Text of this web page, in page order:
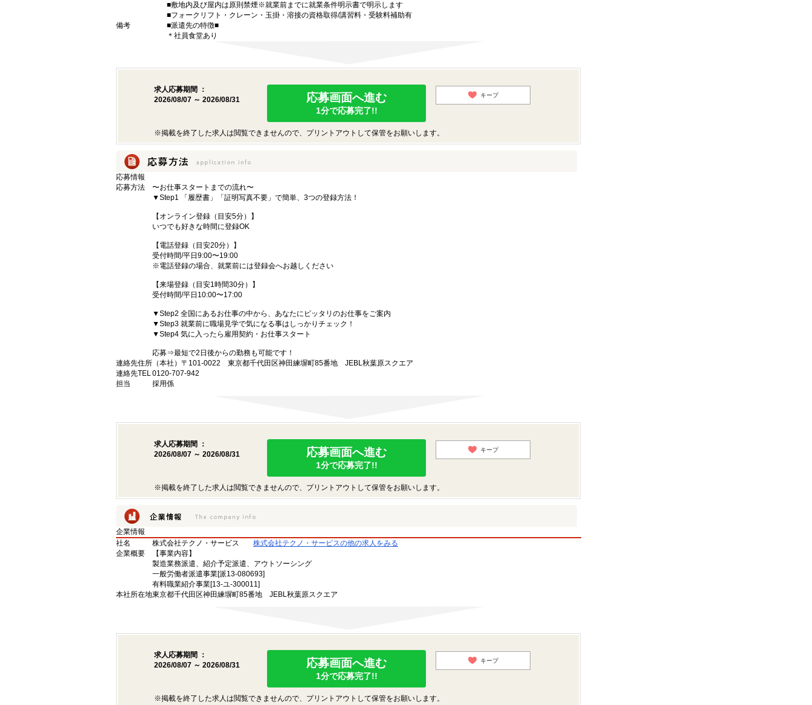
■敷地内及び屋内は原則禁煙※就業前までに就業条件明示書で明示します
■フォークリフト・クレーン・玉掛・溶接の資格取得/講習料・受験料補助有
備考
■派遣先の特徴■
＊社員食堂あり
求人応募期間 ：
2026/08/07 ～ 2026/08/31
応募画面へ進む
1分で応募完了!!
キープ
※掲載を終了した求人は閲覧できませんので、プリントアウトして保管をお願いします。
応募情報
応募方法
〜お仕事スタートまでの流れ〜
▼Step1 「履歴書」「証明写真不要」で簡単、3つの登録方法！
【オンライン登録（目安5分）】
いつでも好きな時間に登録OK
【電話登録（目安20分）】
受付時間/平日9:00〜19:00
※電話登録の場合、就業前には登録会へお越しください
【来場登録（目安1時間30分）】
受付時間/平日10:00〜17:00
▼Step2 全国にあるお仕事の中から、あなたにピッタリのお仕事をご案内
▼Step3 就業前に職場見学で気になる事はしっかりチェック！
▼Step4 気に入ったら雇用契約・お仕事スタート
応募⇒最短で2日後からの勤務も可能です！
連絡先住所 （本社）〒101-0022 東京都千代田区神田練塀町85番地 JEBL秋葉原スクエア
連絡先TEL0120-707-942
担当
採用係
求人応募期間 ：
2026/08/07 ～ 2026/08/31
応募画面へ進む
1分で応募完了!!
キープ
※掲載を終了した求人は閲覧できませんので、プリントアウトして保管をお願いします。
企業情報
社名
株式会社テクノ・サービス
株式会社テクノ・サービスの他の求人をみる
企業概要
【事業内容】
製造業務派遣、紹介予定派遣、アウトソーシング
一般労働者派遣事業[派13-080693]
有料職業紹介事業[13-ユ-300011]
本社所在地東京都千代田区神田練塀町85番地 JEBL秋葉原スクエア
求人応募期間 ：
2026/08/07 ～ 2026/08/31
応募画面へ進む
1分で応募完了!!
キープ
※掲載を終了した求人は閲覧できませんので、プリントアウトして保管をお願いします。